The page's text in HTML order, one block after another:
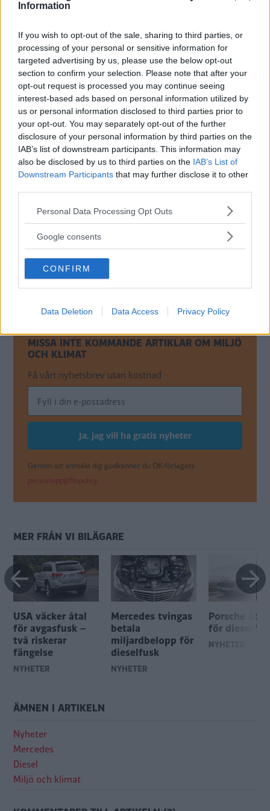
Information
If you wish to opt-out of the sale, sharing to third parties, or
processing of your personal or sensitive information for
targeted advertising by us, please use the below opt-out
section to confirm your selection. Please note that after your
opt-out request is processed you may continue seeing
interest-based ads based on personal information utilized by
us or personal information disclosed to third parties prior to
your opt-out. You may separately opt-out of the further
disclosure of your personal information by third parties on the
IAB’s list of downstream participants. This information may
also be disclosed by us to third parties on the IAB’s List of
Downstream Participants that may further disclose it to other
Please note that this website/app uses one or more Google
not limited to your visit or usage behaviour. You may click to
use your data for below specified purposes in below Google
consent section.
Personal Data Processing Opt Outs
Google consents
CONFIRM
Data Deletion Data Access Privacy Policy
”termofönster”. Under en viss temperatur är det tillåtet att
Det innebär att reningen i princip är avstängd under en
stor del av året i exempelvis svenskt klimat.
Flera bilägare hargått ihop för att ställa Mercedes till
svars i tysk domstol för termofönstret. Men enligt ett
preliminärt uttalande från tyska Högsta domstolen blir det
svårt att få rätt – det går nämligen inte att bevisa att
Mercedes haft ”ont uppsåt” med att använda
termofönstret.
Bilägarna anser att lösningen är att fuska med utsläppen
utsläppsfönstret inte klassas som bedrägeri.
Läs också
Nu inleds rättegången efter
dieselgate
MISSA INTE KOMMANDE ARTIKLAR OM MILJÖ
OCH KLIMAT
Få vårt nyhetsbrev utan kostnad
Genom att anmäla dig godkänner du OK-förlagets
personuppgiftspolicy.
MER FRÅN VI BILÄGARE
USA väcker åtal
för avgasfusk –
två riskerar
fängelse
NYHETER
Mercedes tvingas
betala
miljardbelopp för
dieselfusk
NYHETER
Porsche
för
NYHETER
ÄMNEN I ARTIKELN
Nyheter
Mercedes
Diesel
Miljö och klimat